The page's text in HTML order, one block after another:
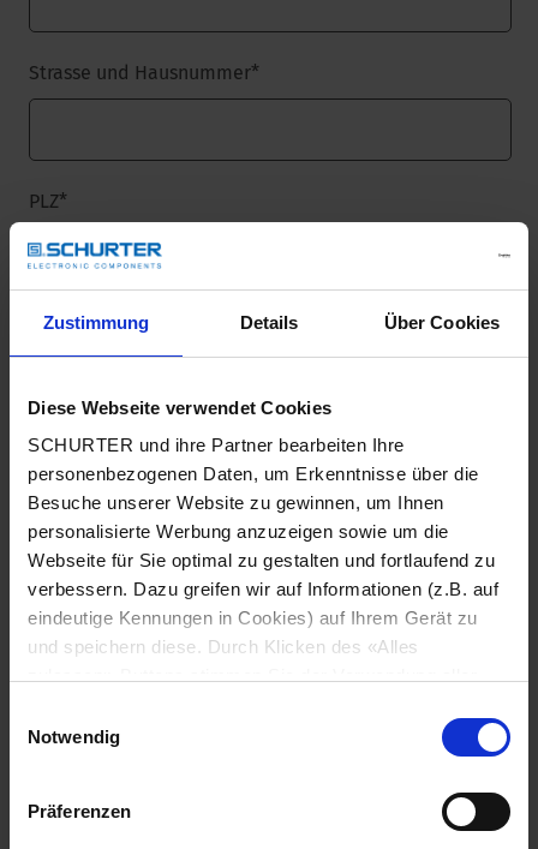
Zustimmung Details Über Cookies
Diese Webseite verwendet Cookies
SCHURTER und ihre Partner bearbeiten Ihre
personenbezogenen Daten, um Erkenntnisse über die
Besuche unserer Website zu gewinnen, um Ihnen
personalisierte Werbung anzuzeigen sowie um die
Webseite für Sie optimal zu gestalten und fortlaufend zu
verbessern. Dazu greifen wir auf Informationen (z.B. auf
eindeutige Kennungen in Cookies) auf Ihrem Gerät zu
und speichern diese. Durch Klicken des «Alles
zu. Sie können Ihre Einstellungen jederzeit ändern, indem
Sie auf «Cookie-Einstellungen verwalten» am Seitenende
klicken. Ihre Einstellungen werden unseren Partnern
gemeldet und haben keinen Einfluss auf die
Notwendig
Präferenzen
Strasse und Hausnummer*
PLZ*
Stadt*
Land*
Telefonnummer*